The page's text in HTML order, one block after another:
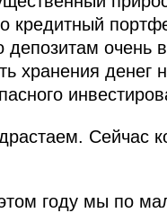
кредитный
депозитам очень
хранения денег
Сейчас
году мы по